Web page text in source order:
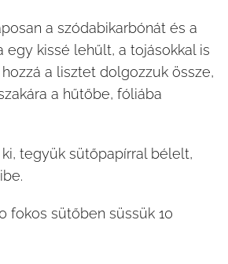
a szódabikarbónát és a
egy kissé lehűlt, a tojásokkal is
hozzá a lisztet dolgozzuk össze,
a hűtőbe, fóliába
tegyük sütőpapírral bélelt,
fokos sütőben süssük 10